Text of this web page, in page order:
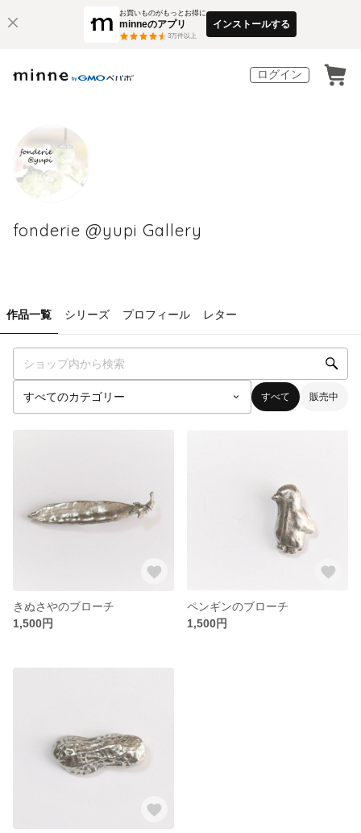
お買いものがもっとお得に
minneのアプリ
3万件以上
インストールする
ログイン
fonderie @yupi Gallery
作品一覧 シリーズ プロフィール レター
すべて 販売中
きぬさやのブローチ
1,500円
ペンギンのブローチ
1,500円